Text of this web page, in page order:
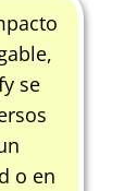
se
o en